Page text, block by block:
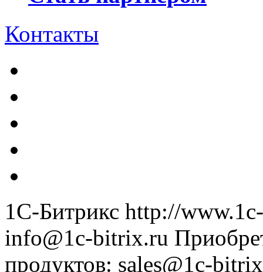
Контакты
1С-Битрикс http://
info@1c-bitrix.ru
продуктов: sales@1c-